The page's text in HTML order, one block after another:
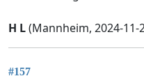
H L(Mannheim, 2024-11-
#157